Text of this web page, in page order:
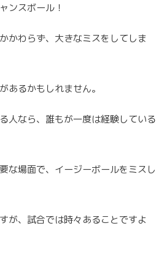
ンスボール！
かわらず、大きなミスをしてしま
あるかもしれません。
人なら、誰もが一度は経験している
な場面で、イージーボールをミスし
が、試合では時々あることですよ